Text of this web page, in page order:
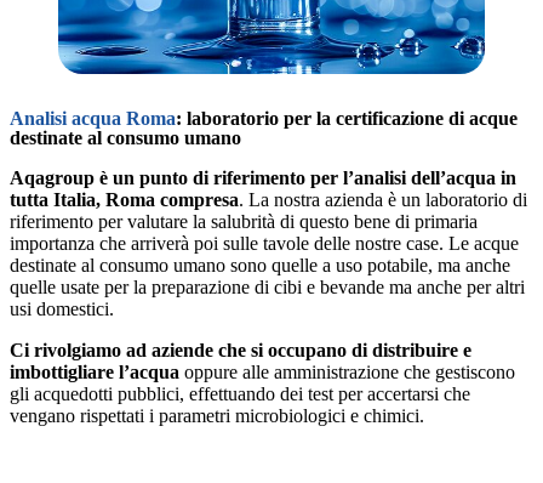
Analisi acqua Roma: laboratorio per la certificazione di acque
destinate al consumo umano
Aqagroup è un punto di riferimento per l’analisi dell’acqua in
tutta Italia, Roma compresa. La nostra azienda è un laboratorio di
riferimento per valutare la salubrità di questo bene di primaria
importanza che arriverà poi sulle tavole delle nostre case. Le acque
destinate al consumo umano sono quelle a uso potabile, ma anche
quelle usate per la preparazione di cibi e bevande ma anche per altri
usi domestici.
Ci rivolgiamo ad aziende che si occupano di distribuire e
imbottigliare l’acqua oppure alle amministrazione che gestiscono
gli acquedotti pubblici, effettuando dei test per accertarsi che
vengano rispettati i parametri microbiologici e chimici.